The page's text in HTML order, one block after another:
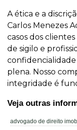
A ética e a
Carlos Menezes
casos dos
de sigilo e
plena. Nosso
integridade é
Veja outras
advogado de direito